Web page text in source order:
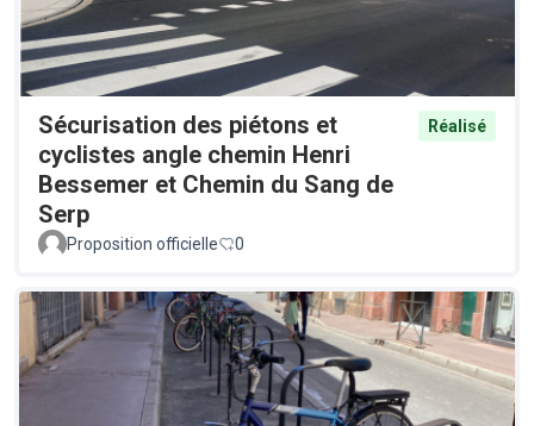
Sécurisation des piétons et
cyclistes angle chemin Henri
Bessemer et Chemin du Sang de
Serp
Réalisé
Proposition officielle 0